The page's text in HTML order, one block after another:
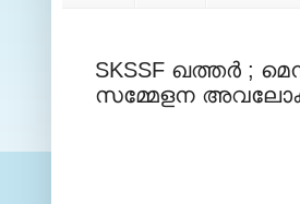
SKSSF ഖത്തര്‍ ;
സമ്മേളന